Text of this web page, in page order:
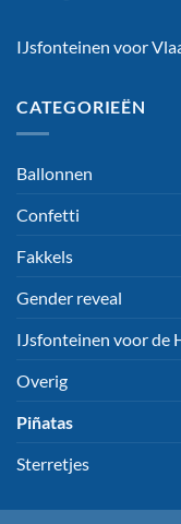
IJsfonteinen voor
CATEGORIEËN
Ballonnen
Confetti
Fakkels
Gender reveal
IJsfonteinen voor de
Overig
Piñatas
Sterretjes